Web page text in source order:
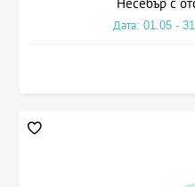
Дата: 01.05 -